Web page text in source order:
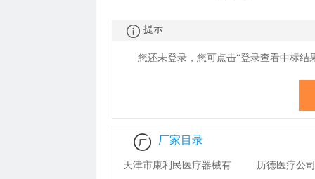
提示
您还未登录，您可点击“登录查看中标结
厂家目录
天津市康利民医疗器械有 历德医疗公